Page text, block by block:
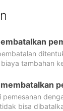
tambahan
pemesanan
bisa